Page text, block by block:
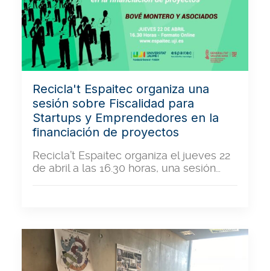
Recicla't Espaitec organiza una
sesión sobre Fiscalidad para
Startups y Emprendedores en la
financiación de proyectos
Recicla’t Espaitec organiza el jueves 22
de abril a las 16.30 horas, una sesión…